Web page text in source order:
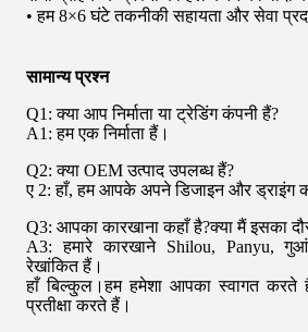
• हम 8×6 घंटे तकनीकी सहायता और सेवा
सामान्य प्रश्न
Q1: क्या आप निर्माता या ट्रेडिंग कंपनी हैं?
A1: हम एक निर्माता हैं।
Q2: क्या OEM उत्पाद उपलब्ध हैं?
ए 2: हाँ, हम आपके अपने डिजाइन और ड्राइंग
Q3: आपका कारखाना कहाँ है?क्या मैं इसका
A3: हमारे कारखाने Shilou, Panyu,
रेखांकित हैं।
हाँ बिल्कु्ल।हम हमेशा आपका स्वागत
प्रतीक्षा करते हैं।